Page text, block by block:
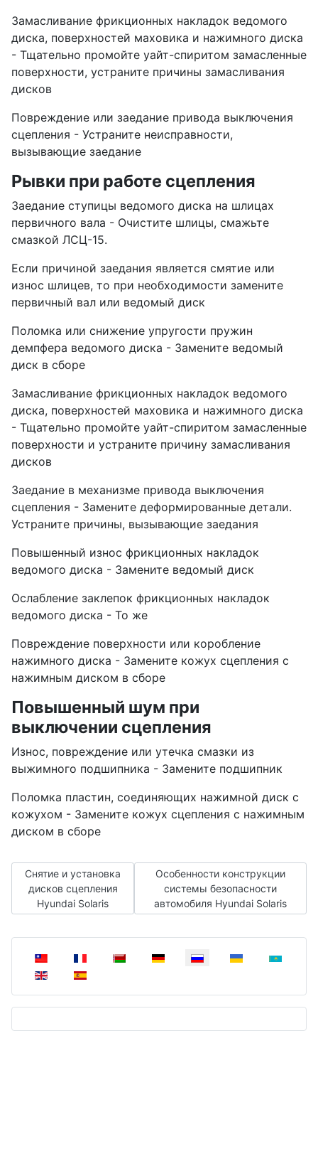
Замасливание фрикционных накладок ведомого
диска, поверхностей маховика и нажимного диска
- Тщательно промойте уайт-спиритом замасленные
поверхности, устраните причины замасливания
дисков
Повреждение или заедание привода выключения
сцепления - Устраните неисправности,
вызывающие заедание
Рывки при работе сцепления
Заедание ступицы ведомого диска на шлицах
первичного вала - Очистите шлицы, смажьте
смазкой ЛСЦ-15.
Если причиной заедания является смятие или
износ шлицев, то при необходимости замените
первичный вал или ведомый диск
Поломка или снижение упругости пружин
демпфера ведомого диска - Замените ведомый
диск в сборе
Замасливание фрикционных накладок ведомого
диска, поверхностей маховика и нажимного диска
- Тщательно промойте уайт-спиритом замасленные
поверхности и устраните причину замасливания
дисков
Заедание в механизме привода выключения
сцепления - Замените деформированные детали.
Устраните причины, вызывающие заедания
Повышенный износ фрикционных накладок
ведомого диска - Замените ведомый диск
Ослабление заклепок фрикционных накладок
ведомого диска - То же
Повреждение поверхности или коробление
нажимного диска - Замените кожух сцепления с
нажимным диском в сборе
Повышенный шум при
выключении сцепления
Износ, повреждение или утечка смазки из
выжимного подшипника - Замените подшипник
Поломка пластин, соединяющих нажимной диск с
кожухом - Замените кожух сцепления с нажимным
диском в сборе
Предыдущий: Снятие и установка дисков сцепления
Снятие и установка
дисков сцепления
Hyundai Solaris
Следующий: Особенности
Особенности конструкции
системы безопасности
автомобиля Hyundai Solaris
Выберите язык